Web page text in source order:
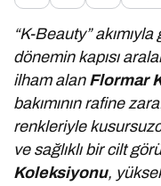
“K-Beauty”
dönemin kapısı
ilham alan Flormar
bakımının rafine
renkleriyle
ve sağlıklı bir cilt
Koleksiyonu,